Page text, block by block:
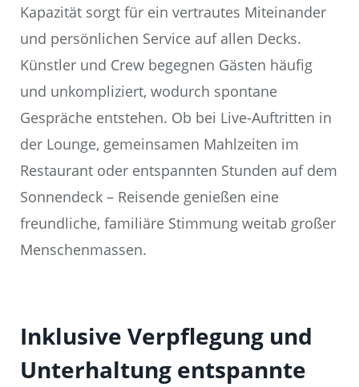
Kapazität sorgt für ein vertrautes Miteinander
und persönlichen Service auf allen Decks.
Künstler und Crew begegnen Gästen häufig
und unkompliziert, wodurch spontane
Gespräche entstehen. Ob bei Live-Auftritten in
der Lounge, gemeinsamen Mahlzeiten im
Restaurant oder entspannten Stunden auf dem
Sonnendeck – Reisende genießen eine
freundliche, familiäre Stimmung weitab großer
Menschenmassen.
Inklusive Verpflegung und
Unterhaltung entspannte